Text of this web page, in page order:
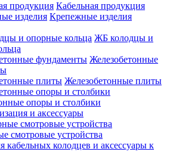
Кабельная продукция
Крепежные изделия
ЖБ колодцы и
Железобетонные
Железобетонные плиты
опоры и столбики
и аксессуары
смотровые устройства